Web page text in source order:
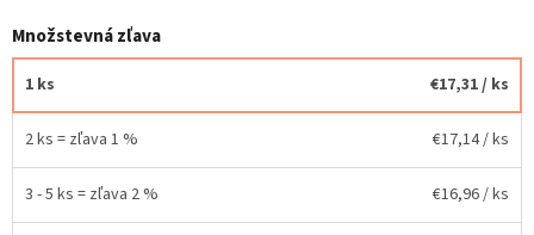
Množstevná zľava
1 ks €17,31/ ks
2 ks = zľava 1 % €17,14/ ks
3 - 5 ks = zľava 2 % €16,96/ ks